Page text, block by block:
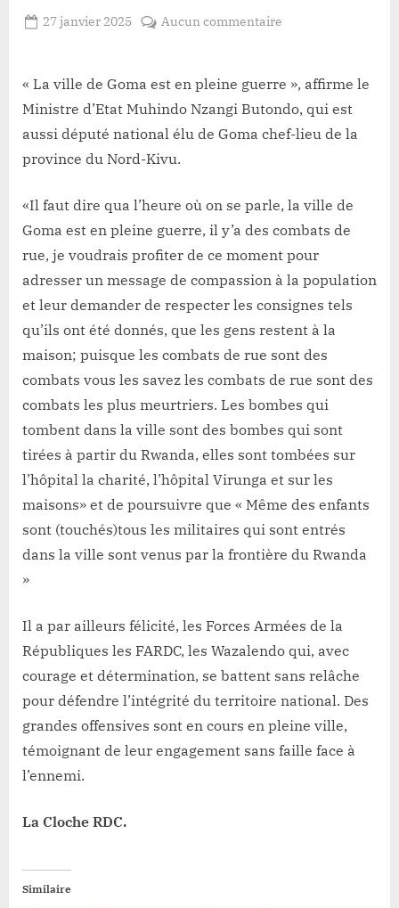
Posted
27 janvier 2025
Aucun commentaire
M23:
Muhindo
demande
population
de
de
rester
à
la
maison
« La ville de Goma est en pleine guerre », affirme le
Ministre d’Etat Muhindo Nzangi Butondo, qui est
aussi député national élu de Goma chef-lieu de la
province du Nord-Kivu.
«Il faut dire qua l’heure où on se parle, la ville de
Goma est en pleine guerre, il y’a des combats de
rue, je voudrais profiter de ce moment pour
adresser un message de compassion à la population
et leur demander de respecter les consignes tels
qu’ils ont été donnés, que les gens restent à la
maison; puisque les combats de rue sont des
combats vous les savez les combats de rue sont des
combats les plus meurtriers. Les bombes qui
tombent dans la ville sont des bombes qui sont
tirées à partir du Rwanda, elles sont tombées sur
l’hôpital la charité, l’hôpital Virunga et sur les
maisons» et de poursuivre que « Même des enfants
sont (touchés)tous les militaires qui sont entrés
dans la ville sont venus par la frontière du Rwanda
»
Il a par ailleurs félicité, les Forces Armées de la
Républiques les FARDC, les Wazalendo qui, avec
courage et détermination, se battent sans relâche
pour défendre l’intégrité du territoire national. Des
grandes offensives sont en cours en pleine ville,
témoignant de leur engagement sans faille face à
l’ennemi.
La Cloche RDC.
Similaire